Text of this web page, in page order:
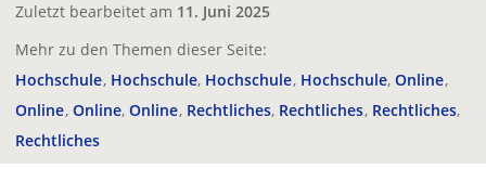
Zuletzt bearbeitet am 11. Juni 2025
Mehr zu den Themen dieser Seite:
Hochschule Hochschule Hochschule Hochschule Online
Online Online Online Rechtliches Rechtliches Rechtliches
Rechtliches